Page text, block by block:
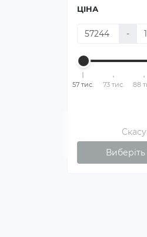
ЦІНА
-
57 тис. 73 тис. 88